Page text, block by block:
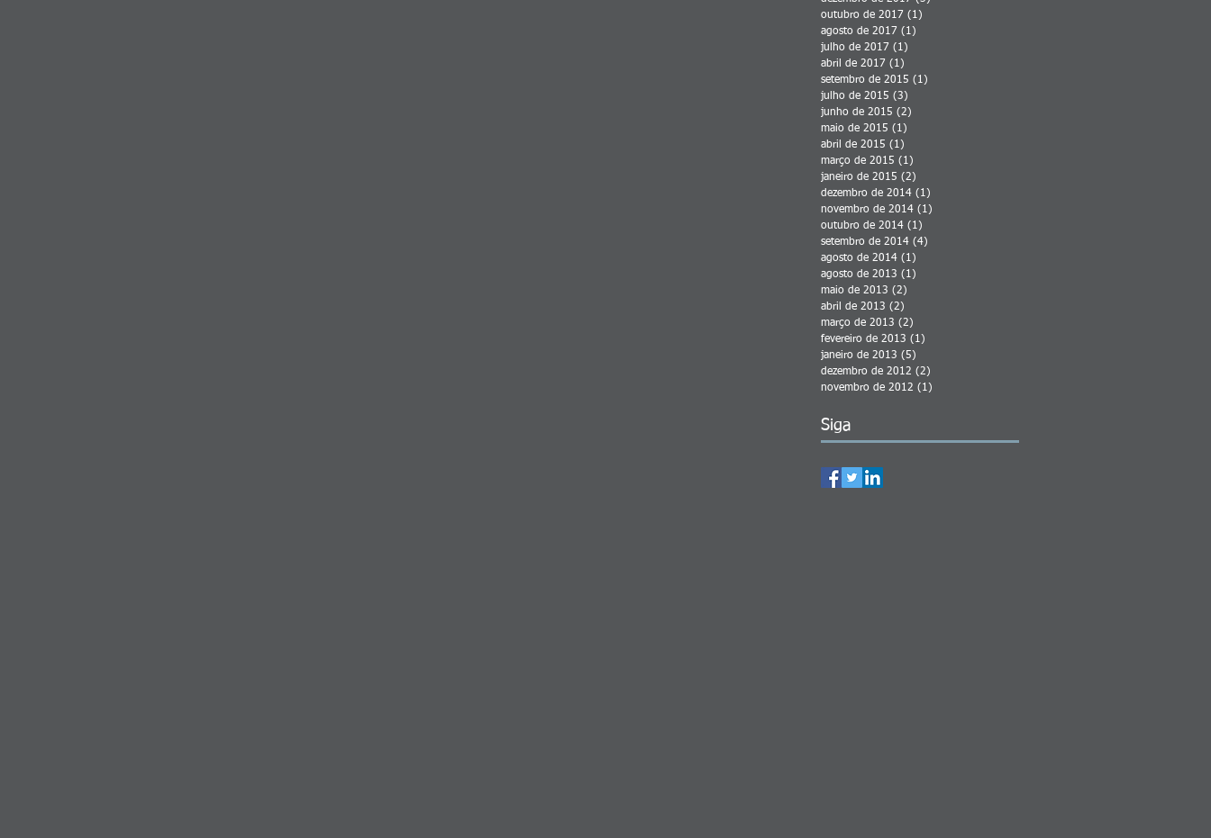
outubro de 2017 (1)
agosto de 2017 (1)
julho de 2017 (1)
abril de 2017 (1)
setembro de 2015 (1)
julho de 2015 (3)
junho de 2015 (2)
maio de 2015 (1)
abril de 2015 (1)
março de 2015 (1)
janeiro de 2015 (2)
dezembro de 2014 (1)
novembro de 2014 (1)
outubro de 2014 (1)
setembro de 2014 (4)
agosto de 2014 (1)
agosto de 2013 (1)
maio de 2013 (2)
abril de 2013 (2)
março de 2013 (2)
fevereiro de 2013 (1)
janeiro de 2013 (5)
dezembro de 2012 (2)
novembro de 2012 (1)
Siga